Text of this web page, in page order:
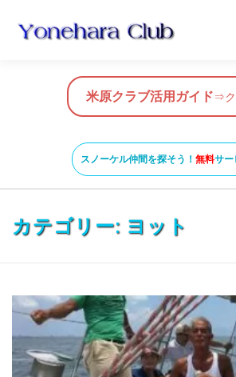
HOME 米原クラブ活用ガイド
スノーケルガイド
SNORKEL BUDDY ISHIGAKI
米原クラブ活用ガイド⇒ク
スノーケル仲間を探そう！ 無料サー
カテゴリー: ヨット